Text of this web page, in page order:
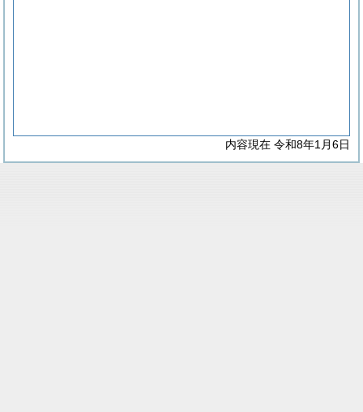
内容現在 令和8年1月6日